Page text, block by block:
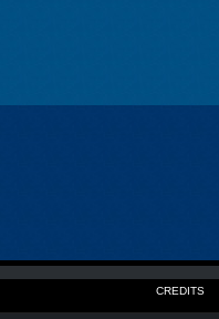
CREDITS